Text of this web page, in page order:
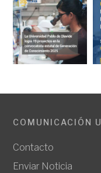
COMUNICACIÓN
Contacto
Enviar Noticia